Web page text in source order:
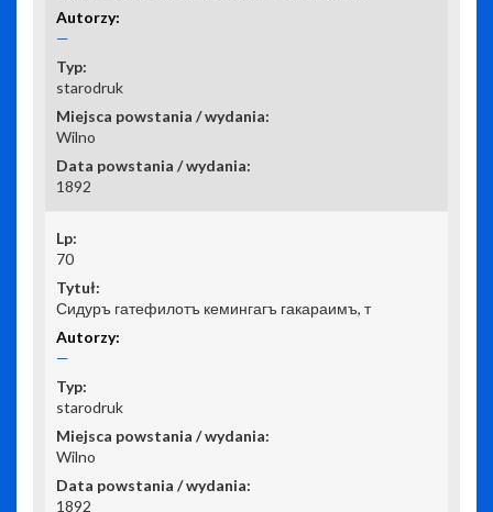
—
starodruk
Wilno
1892
70
Сидуръ гатефилотъ кемингагъ гакараимъ, т
—
starodruk
Wilno
1892